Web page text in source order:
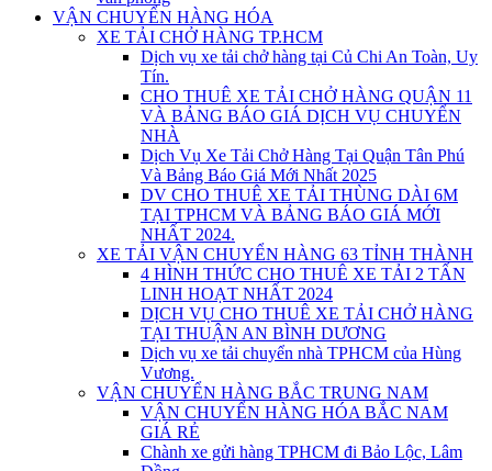
VẬN CHUYỂN HÀNG HÓA
XE TẢI CHỞ HÀNG TP.HCM
Dịch vụ xe tải chở hàng tại Củ Chi An Toàn, Uy
Tín.
CHO THUÊ XE TẢI CHỞ HÀNG QUẬN 11
VÀ BẢNG BÁO GIÁ DỊCH VỤ CHUYỂN
NHÀ
Dịch Vụ Xe Tải Chở Hàng Tại Quận Tân Phú
Và Bảng Báo Giá Mới Nhất 2025
DV CHO THUÊ XE TẢI THÙNG DÀI 6M
TẠI TPHCM VÀ BẢNG BÁO GIÁ MỚI
NHẤT 2024.
XE TẢI VẬN CHUYỂN HÀNG 63 TỈNH THÀNH
4 HÌNH THỨC CHO THUÊ XE TẢI 2 TẤN
LINH HOẠT NHẤT 2024
DỊCH VỤ CHO THUÊ XE TẢI CHỞ HÀNG
TẠI THUẬN AN BÌNH DƯƠNG
Dịch vụ xe tải chuyển nhà TPHCM của Hùng
Vương.
VẬN CHUYỂN HÀNG BẮC TRUNG NAM
VẬN CHUYỂN HÀNG HÓA BẮC NAM
GIÁ RẺ
Chành xe gửi hàng TPHCM đi Bảo Lộc, Lâm